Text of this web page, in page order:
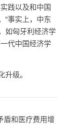
践以及和中国
“事实上，中东
如匈牙利经济学
代中国经济学
升级。
盾和医疗费用增